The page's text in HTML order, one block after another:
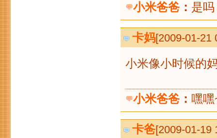
小米爸爸： 是
卡妈[2009-01-21
小米像小时候的
小米爸爸： 嘿
卡爸[2009-01-19